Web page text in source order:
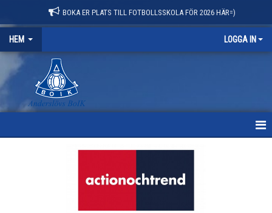
BOKA ER PLATS TILL FOTBOLLSSKOLA FÖR 2026 HÄR=)
HEM LOGGA IN